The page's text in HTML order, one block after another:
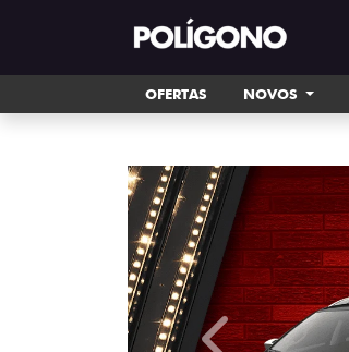
OFERTAS NOVOS